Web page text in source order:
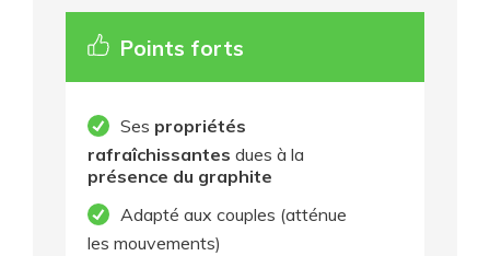
Points forts
Ses propriétés
rafraîchissantes dues à la
présence du graphite
Adapté aux couples (atténue
les mouvements)